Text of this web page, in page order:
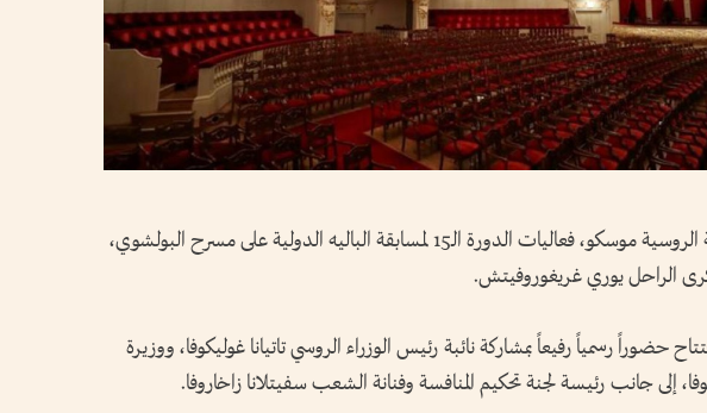
انطلقت في العاصمة الروسية موسكو، فعاليات الدورة الـ15 لمسابقة الباليه الدولية على مسرح البولشوي،
الراحل يوري غريغوروفيتش.
حضوراً رسمياً رفيعاً بمشاركة نائبة رئيس الوزراء الروسي تاتيانا غوليكوفا، ووزيرة
إلى جانب رئيسة لجنة تحكيم المنافسة وفنانة الشعب سفيتلانا زاخاروفا.